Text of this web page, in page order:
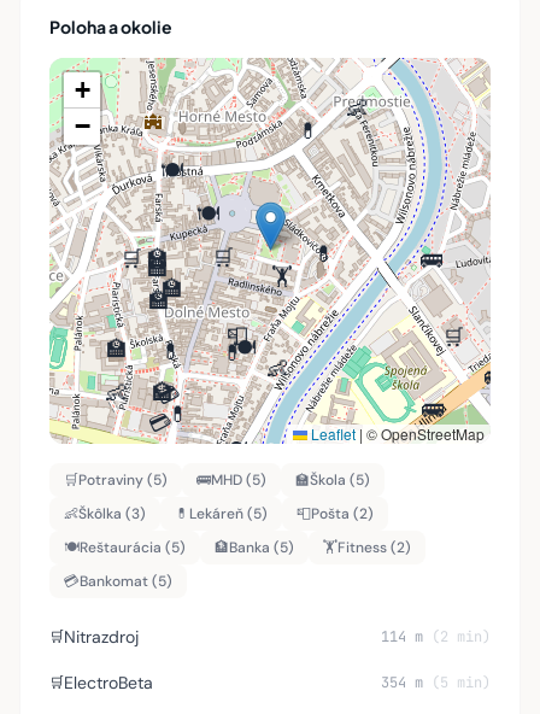
Poloha a okolie
🛒
🛒
🛒
🛒
🛒
🚌
🚌
🚌
🚌
🚌
🏫
🏫
🏫
🏫
🏫
👶
👶
👶
💊
💊
💊
💊
💊
📮
🍽️
🍽️
🍽️
🍽️
🏦
🏦
🏦
🏦
🏋️
💳
💳
💳
💳
💳
+
−
Leaflet | © OpenStreetMap
🛒Potraviny (5) 🚌MHD (5) 🏫Škola (5)
👶Škôlka (3) 💊 Lekáreň (5) 📮Pošta (2)
🍽️Reštaurácia (5) 🏦Banka (5) 🏋️Fitness (2)
💳Bankomat (5)
🛒Nitrazdroj 114 m (2 min)
🛒ElectroBeta 354 m (5 min)